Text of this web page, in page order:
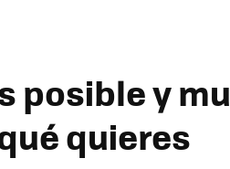
posible y
quieres